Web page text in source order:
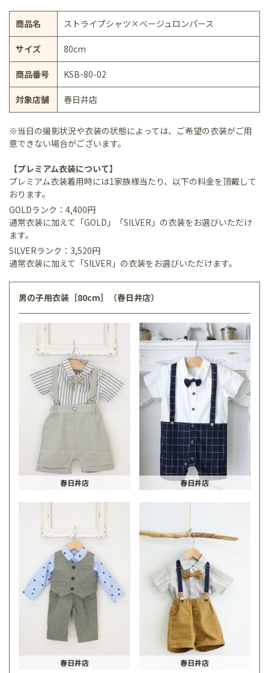
商品名 ストライプシャツ×ベージュロンパース
サイズ 80cm
商品番号 KSB-80-02
対象店舗 春日井店
※当日の撮影状況や衣装の状態によっては、ご希望の衣装がご用
意できない場合がございます。
【プレミアム衣装について】
プレミアム衣装着用時には1家族様当たり、以下の料金を頂戴して
おります。
GOLDランク：4,400円
通常衣装に加えて「GOLD」「SILVER」の衣装をお選びいただけ
ます。
SILVERランク：3,520円
通常衣装に加えて「SILVER」の衣装をお選びいただけます。
男の子用衣装［80cm］（春日井店）
春日井店 春日井店
春日井店 春日井店